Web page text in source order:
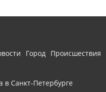
Город Происшествия
в Санкт-Петербурге